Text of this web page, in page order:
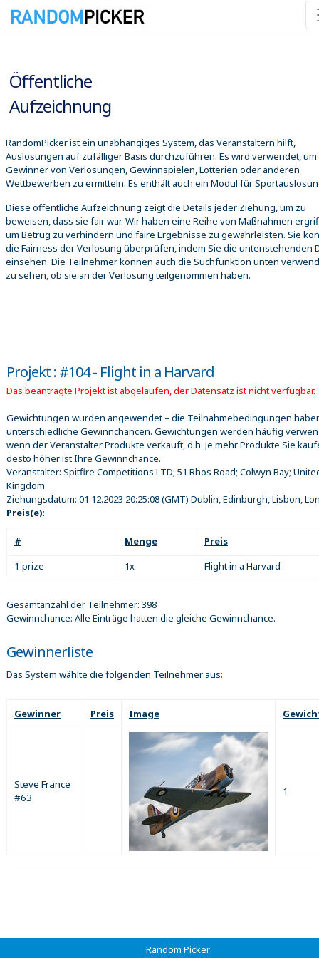
Öffentliche
Aufzeichnung
RandomPicker ist ein unabhängiges System, das Veranstaltern hilft,
Auslosungen auf zufälliger Basis durchzuführen. Es wird verwendet, um
Gewinner von Verlosungen, Gewinnspielen, Lotterien oder anderen
Wettbewerben zu ermitteln. Es enthält auch ein Modul für
Diese öffentliche Aufzeichnung zeigt die Details jeder Ziehung, um zu
beweisen, dass sie fair war. Wir haben eine Reihe von Maßnahmen
um Betrug zu verhindern und faire Ergebnisse zu gewährleisten. Sie
die Fairness der Verlosung überprüfen, indem Sie die untenstehenden
einsehen. Die Teilnehmer können auch die Suchfunktion unten
zu sehen, ob sie an der Verlosung teilgenommen haben.
Projekt : #104 - Flight in a Harvard
Das beantragte Projekt ist abgelaufen, der Datensatz ist nicht verfügbar.
Gewichtungen wurden angewendet – die Teilnahmebedingungen
unterschiedliche Gewinnchancen. Gewichtungen werden häufig
wenn der Veranstalter Produkte verkauft, d.h. je mehr Produkte Sie
desto höher ist Ihre Gewinnchance.
Veranstalter: Spitfire Competitions LTD; 51 Rhos Road; Colwyn Bay;
Kingdom
Ziehungsdatum: 01.12.2023 20:25:08(GMT) Dublin, Edinburgh, Lisbon,
Preis(e):
# Menge
Preis
1 prize
1x Flight in a Harvard
Gesamtanzahl der Teilnehmer: 398
Gewinnchance: Alle Einträge hatten die gleiche Gewinnchance.
Gewinnerliste
Das System wählte die folgenden Teilnehmer aus:
Gewinner Preis Image
Steve France
#63
1
Random Picker